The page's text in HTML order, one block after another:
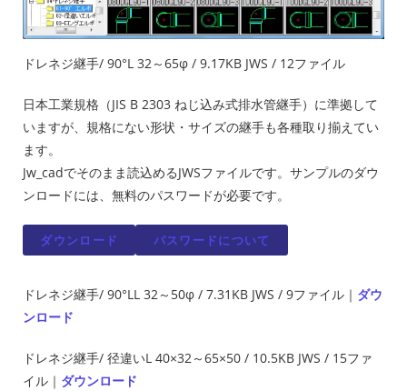
ドレネジ継手/ 90°L 32～65φ / 9.17KB JWS / 12ファイル
日本工業規格（JIS B 2303 ねじ込み式排水管継手）に準拠して
いますが、規格にない形状・サイズの継手も各種取り揃えてい
ます。
Jw_cadでそのまま読込めるJWSファイルです。サンプルのダウ
ンロードには、無料のパスワードが必要です。
ダウンロード パスワードについて
ドレネジ継手/ 90°LL 32～50φ / 7.31KB JWS / 9ファイル｜ ダウ
ンロード
ドレネジ継手/ 径違いL 40×32～65×50 / 10.5KB JWS / 15ファ
イル｜ ダウンロード